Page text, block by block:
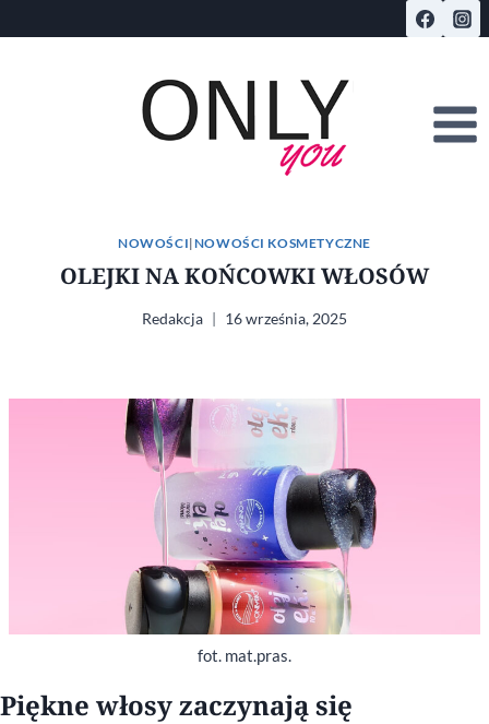
do
NOWOŚCI|NOWOŚCI KOSMETYCZNE
OLEJKI NA KOŃCOWKI WŁOSÓW
Redakcja 16 września, 2025
fot. mat.pras.
Piękne włosy zaczynają się